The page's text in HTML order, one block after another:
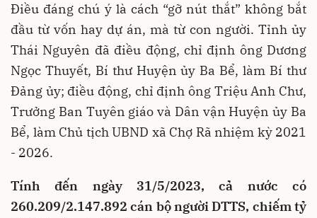
Điều đáng chú ý là cách “gỡ nút thắt” không bắt
đầu từ vốn hay dự án, mà từ con người. Tỉnh ủy
Thái Nguyên đã điều động, chỉ định ông Dương
Ngọc Thuyết, Bí thư Huyện ủy Ba Bể, làm Bí thư
Đảng ủy; điều động, chỉ định ông Triệu Anh Chư,
Trưởng Ban Tuyên giáo và Dân vận Huyện ủy Ba
Bể, làm Chủ tịch UBND xã Chợ Rã nhiệm kỳ 2021
- 2026.
Tính đến ngày 31/5/2023, cả nước có
260.209/2.147.892 cán bộ người DTTS, chiếm tỷ